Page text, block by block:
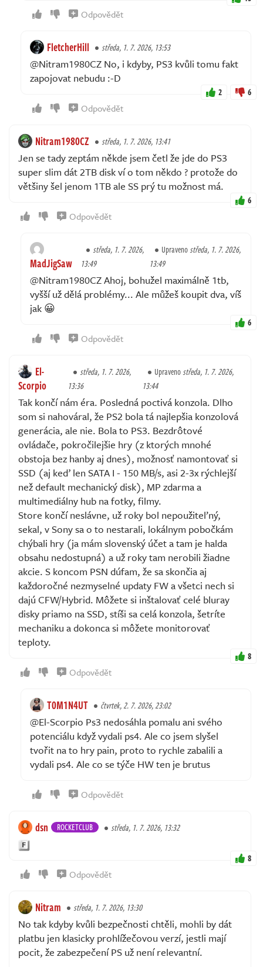
Odpovědět
FletcherHill středa, 1. 7. 2026, 13:53
@Nitram1980CZ No, i kdyby, PS3 kvůli tomu fakt
zapojovat nebudu :-D
2 6
Odpovědět
Nitram1980CZ středa, 1. 7. 2026, 13:41
Jen se tady zeptám někde jsem četl že jde do PS3
super slim dát 2TB disk ví o tom někdo ? protože do
většiny šel jenom 1TB ale SS prý tu možnost má.
6
Odpovědět
MadJigSaw
středa, 1. 7. 2026,
13:49
Upravenostředa, 1. 7. 2026,
13:49
@Nitram1980CZ Ahoj, bohužel maximálně 1tb,
vyšší už dělá problémy... Ale můžeš koupit dva, víš
jak 😀
6
Odpovědět
El-
Scorpio
středa, 1. 7. 2026,
13:36
Upravenostředa, 1. 7. 2026,
13:44
Tak končí nám éra. Posledná poctivá konzola. Dlho
som si nahováral, že PS2 bola tá najlepšia konzolová
generácia, ale nie. Bola to PS3. Bezdrôtové
ovládače, pokročilejšie hry (z ktorých mnohé
obstoja bez hanby aj dnes), možnosť namontovať si
SSD (aj keď len SATA I - 150 MB/s, asi 2-3x rýchlejší
než default mechanický disk), MP zdarma a
multimediálny hub na fotky, filmy.
Store končí neslávne, už roky bol nepoužiteľný,
sekal, v Sony sa o to nestarali, lokálnym pobočkám
chýbali hry (ja mám slovenský účet a tam je halda
obsahu nedostupná) a už roky tam nerobili žiadne
akcie. S koncom PSN dúfam, že sa skončia aj
každoročné nezmyselné updaty FW a všetci nech si
dajú CFW/Hybrid. Môžete si inštalovať celé bluray
disky priamo na SSD, stíši sa celá konzola, šetríte
mechaniku a dokonca si môžete monitorovať
teploty.
8
Odpovědět
T0M1N4UT čtvrtek, 2. 7. 2026, 23:02
@El-Scorpio Ps3 nedosáhla pomalu ani svého
potenciálu když vydali ps4. Ale co jsem slyšel
tvořit na to hry pain, proto to rychle zabalili a
vydali ps4. Ale co se týče HW ten je brutus
Odpovědět
dsn ROCKETCLUB středa, 1. 7. 2026, 13:32
8
Odpovědět
Nitram středa, 1. 7. 2026, 13:30
No tak kdyby kvůli bezpečnosti chtěli, mohli by dát
platbu jen klasicky prohlížečovou verzí, jestli mají
pocit, že zabezpečení PS už není relevantní.